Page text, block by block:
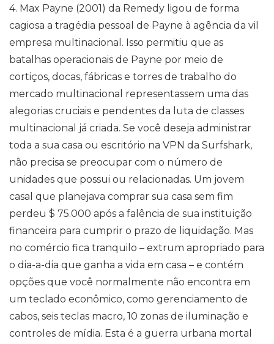
4. Max Payne (2001) da Remedy ligou de forma
cagiosa a tragédia pessoal de Payne à agência da vil
empresa multinacional. Isso permitiu que as
batalhas operacionais de Payne por meio de
cortiços, docas, fábricas e torres de trabalho do
mercado multinacional representassem uma das
alegorias cruciais e pendentes da luta de classes
multinacional já criada. Se você deseja administrar
toda a sua casa ou escritório na VPN da Surfshark,
não precisa se preocupar com o número de
unidades que possui ou relacionadas. Um jovem
casal que planejava comprar sua casa sem fim
perdeu $ 75.000 após a falência de sua instituição
financeira para cumprir o prazo de liquidação. Mas
no comércio fica tranquilo – extrum apropriado para
o dia-a-dia que ganha a vida em casa – e contém
opções que você normalmente não encontra em
um teclado econômico, como gerenciamento de
cabos, seis teclas macro, 10 zonas de iluminação e
controles de mídia. Esta é a guerra urbana mortal